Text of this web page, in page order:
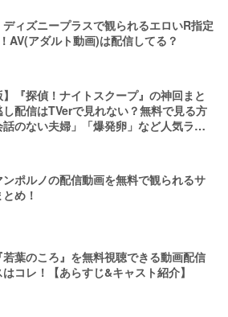
ディズニープラスで観られるエロいR指定
AV(アダルト動画)は配信してる？
】『探偵！ナイトスクープ』の神回まと
配信はTVerで見れない？無料で見る方
のない夫婦」「爆発卵」など人気ラン
ンポルノの配信動画を無料で観られるサ
め！
若葉のころ』を無料視聴できる動画配信
コレ！【あらすじ&キャスト紹介】